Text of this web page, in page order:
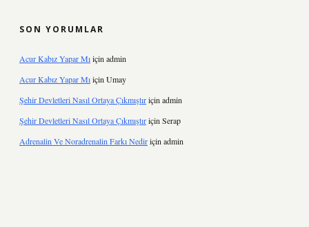
SON YORUMLAR
Acur Kabız Yapar Mıiçin admin
Acur Kabız Yapar Mıiçin Umay
Şehir Devletleri Nasıl Ortaya Çıkmıştıriçin admin
Şehir Devletleri Nasıl Ortaya Çıkmıştıriçin Serap
Adrenalin Ve Noradrenalin Farkı Nediriçin admin